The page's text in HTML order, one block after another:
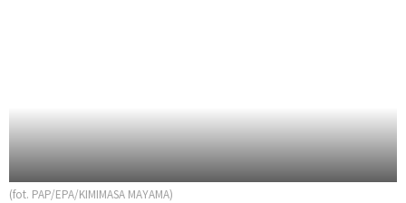
(fot. PAP/EPA/KIMIMASA MAYAMA)